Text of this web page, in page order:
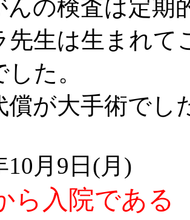
んの検査は定期
先生は生まれ
た。
償が大手術でし
10月9日(月)
ら入院である